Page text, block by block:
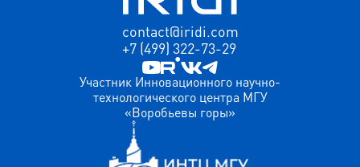
contact@iridi.com
+7 (499) 322-73-29
Участник Инновационного научно-
технологического центра МГУ
«Воробьевы горы»